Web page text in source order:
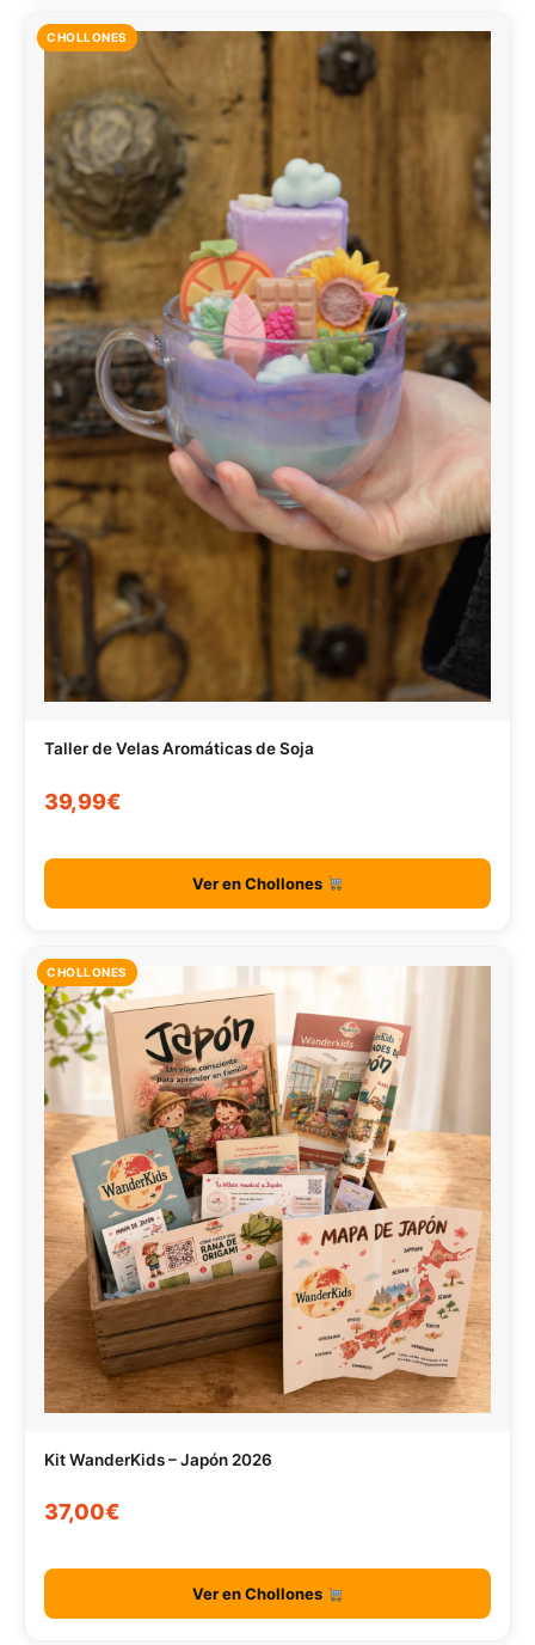
CHOLLONES
Taller de Velas Aromáticas de Soja
39,99€
Ver en Chollones
CHOLLONES
Kit WanderKids – Japón 2026
37,00€
Ver en Chollones